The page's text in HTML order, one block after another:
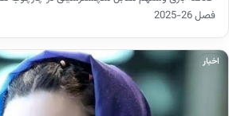
فصل 26-2025
اخبار